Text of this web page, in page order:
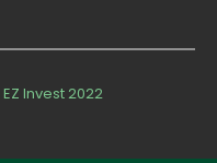
EZ Invest 2022